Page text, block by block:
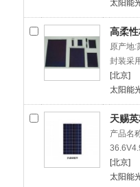
太阳能
高柔
原产地:
封装采
[北京]
太阳能
天赐
产品名
[北京]
太阳能